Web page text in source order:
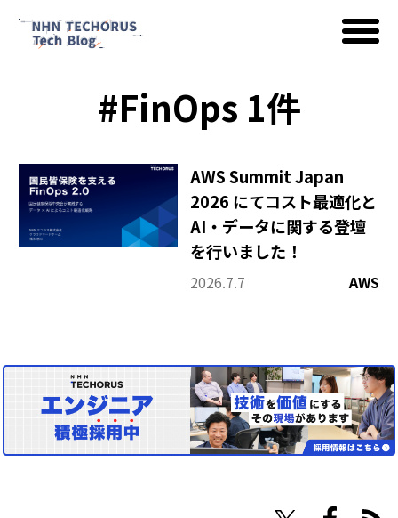
AWS
Google Cloud
イベント
その他
#FinOps 1件
AWS Summit Japan
2026 にてコスト最適化と
AI・データに関する登壇
を行いました！
2026.7.7 AWS